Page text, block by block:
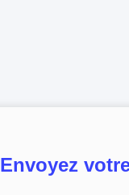
Envoyez